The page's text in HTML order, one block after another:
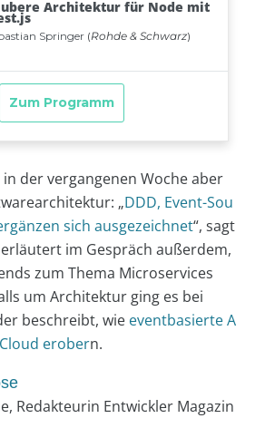
der vergangenen Woche aber
„DDD, Event-Sou
sich ausgezeichnet“, sagt
im Gespräch außerdem,
zum Thema Microservices
um Architektur ging es bei
beschreibt, wie eventbasierte A
erobern.
Redakteurin Entwickler Magazin